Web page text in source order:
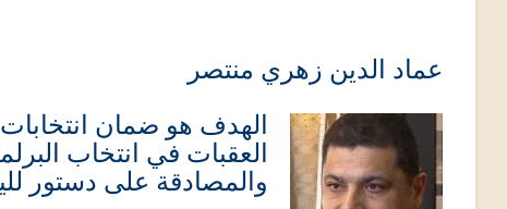
عماد الدين زهري منتصر
الهدف هو ضمان
العقبات في انتخاب
والمصادقة على دستور